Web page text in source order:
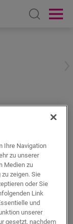
Open
Ihre Navigation
zu unserer
Medien zu
zeigen. Sie
oder Sie
Link
und
unserer
gesetzt, nachdem